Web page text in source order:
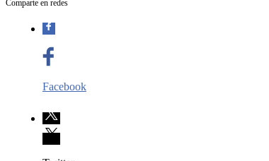
Comparte en redes
Facebook